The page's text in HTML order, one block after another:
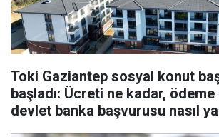
Toki Gaziantep sosyal konut
başladı: Ücreti ne kadar, ödeme
devlet banka başvurusu nasıl